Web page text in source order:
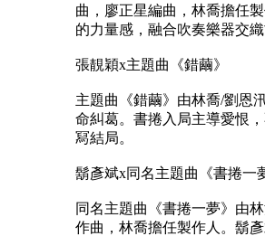
曲，廖正星編曲，林喬擔任
的力量感，融合吹奏樂器交
張靚穎x主題曲《錯繭》
主題曲《錯繭》由林喬/劉恩
命糾葛。書捲入局主導愛恨
冩結局。
鬍彥斌x同名主題曲《書捲一
同名主題曲《書捲一夢》由
作曲，林喬擔任製作人。鬍